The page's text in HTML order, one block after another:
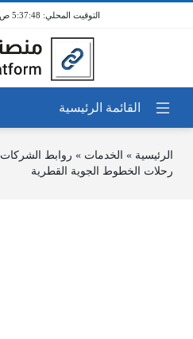
5:37:48 ص / 6 أغسطس 2026
الرئيسية » الخدمات » روابط الشركات
رحلات الخطوط الجوية القطرية